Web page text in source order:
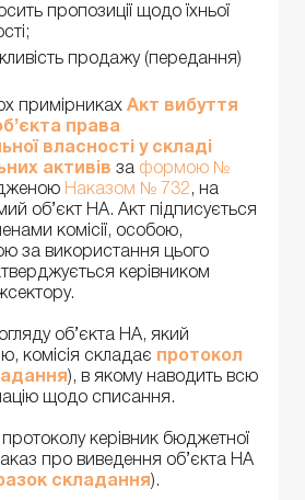
пропозиції щодо їхньої
продажу (передання)
примірниках Акт вибуття
права
власності у складі
активів за формою №
Наказом № 732 , на
об’єкт НА. Акт підписується
комісії, особою,
за використання цього
керівником
об’єкта НА, який
комісія складає протокол
), в якому наводить всю
щодо списання.
протоколу керівник бюджетної
про виведення об’єкта НА
складання ).